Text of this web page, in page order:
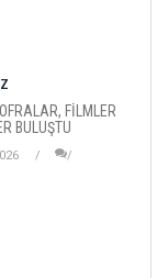
FİLMLER
BULUŞTU